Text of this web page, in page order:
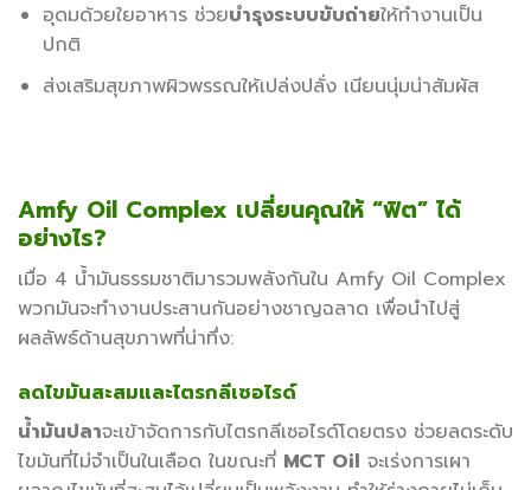
อุดมด้วยใยอาหาร ช่วยบำรุงระบบขับถ่ายให้ทำงานเป็น
ปกติ
ส่งเสริมสุขภาพผิวพรรณให้เปล่งปลั่ง เนียนนุ่มน่าสัมผัส
Amfy Oil Complex เปลี่ยนคุณให้ “ฟิต” ได้
อย่างไร?
เมื่อ 4 น้ำมันธรรมชาติมารวมพลังกันใน Amfy Oil Complex
พวกมันจะทำงานประสานกันอย่างชาญฉลาด เพื่อนำไปสู่
ผลลัพธ์ด้านสุขภาพที่น่าทึ่ง:
ลดไขมันสะสมและไตรกลีเซอไรด์
น้ำมันปลาจะเข้าจัดการกับไตรกลีเซอไรด์โดยตรง ช่วยลดระดับ
ไขมันที่ไม่จำเป็นในเลือด ในขณะที่ MCT Oil จะเร่งการเผา